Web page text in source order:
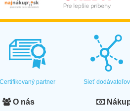
Certifikovaný partner Sieť dodávateľov
O nás